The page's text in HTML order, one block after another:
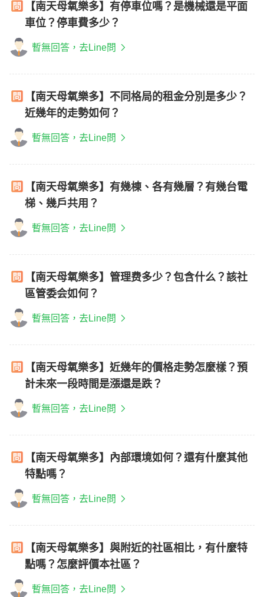
【南天母氧樂多】有停車位嗎？是機械還是平面
車位？停車費多少？
暫無回答，去Line問
【南天母氧樂多】不同格局的租金分別是多少？
近幾年的走勢如何？
暫無回答，去Line問
【南天母氧樂多】有幾棟、各有幾層？有幾台電
梯、幾戶共用？
暫無回答，去Line問
【南天母氧樂多】管理费多少？包含什么？該社
區管委会如何？
暫無回答，去Line問
【南天母氧樂多】近幾年的價格走勢怎麼樣？預
計未來一段時間是漲還是跌？
暫無回答，去Line問
【南天母氧樂多】內部環境如何？還有什麼其他
特點嗎？
暫無回答，去Line問
【南天母氧樂多】與附近的社區相比，有什麼特
點嗎？怎麼評價本社區？
暫無回答，去Line問